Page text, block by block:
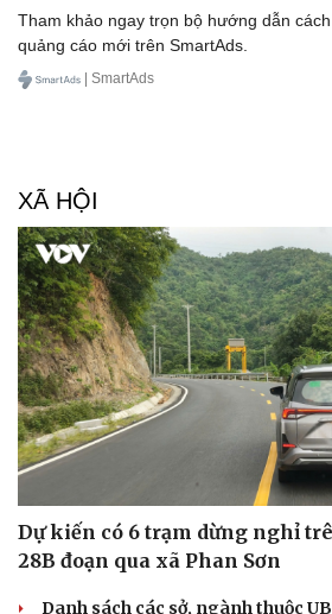
Ăn sạch sống khỏe
Tham khảo ngay trọn bộ hướng dẫn
quảng cáo mới trên SmartAds.
| SmartAds
XÃ HỘI
Dự kiến có 6 trạm dừng nghỉ
28B đoạn qua xã Phan Sơn
Danh sách các sở, ngành thuộc